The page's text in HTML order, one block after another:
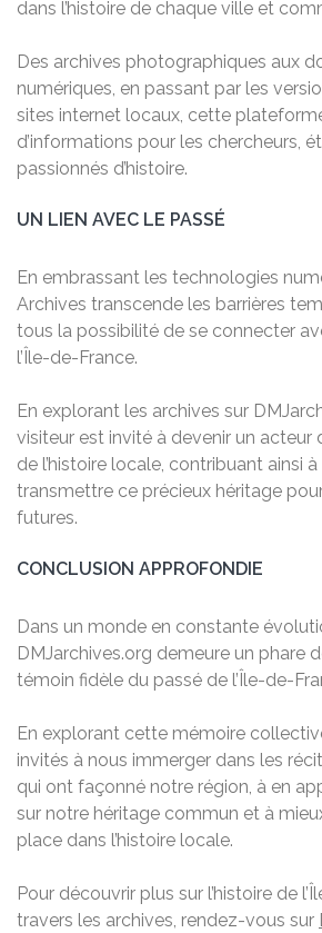
dans l’histoire de chaque ville et
Des archives photographiques aux
numériques, en passant par les
sites internet locaux, cette
d’informations pour les chercheurs,
passionnés d’histoire.
UN LIEN AVEC LE PASSÉ
En embrassant les technologies
Archives transcende les barrières
tous la possibilité de se connecter
l’Île-de-France.
En explorant les archives sur
visiteur est invité à devenir un acteur
de l’histoire locale, contribuant ainsi
transmettre ce précieux héritage
futures.
CONCLUSION APPROFONDIE
Dans un monde en constante
DMJarchives.org demeure un phare
témoin fidèle du passé de l’Île-de-
En explorant cette mémoire
invités à nous immerger dans les
qui ont façonné notre région, à en
sur notre héritage commun et à
place dans l’histoire locale.
Pour découvrir plus sur l’histoire de
travers les archives, rendez-vous sur